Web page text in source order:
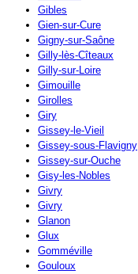
Gibles
Gien-sur-Cure
Gigny-sur-Saône
Gilly-lès-Cîteaux
Gilly-sur-Loire
Gimouille
Girolles
Giry
Gissey-le-Vieil
Gissey-sous-Flavigny
Gissey-sur-Ouche
Gisy-les-Nobles
Givry
Givry
Glanon
Glux
Gomméville
Gouloux